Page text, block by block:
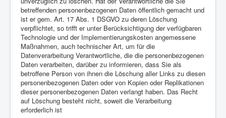
betreffenden personenbezogenen Daten öffentlich gemacht und
ist er gem. Art. 17 Abs. 1 DSGVO zu deren Löschung
verpflichtet, so trifft er unter Berücksichtigung der verfügbaren
Technologie und der Implementierungskosten angemessene
Maßnahmen, auch technischer Art, um für die
Datenverarbeitung Verantwortliche, die die personenbezogenen
Daten verarbeiten, darüber zu informieren, dass Sie als
betroffene Person von ihnen die Löschung aller Links zu diesen
personenbezogenen Daten oder von Kopien oder Replikationen
dieser personenbezogenen Daten verlangt haben. Das Recht
auf Löschung besteht nicht, soweit die Verarbeitung
erforderlich ist